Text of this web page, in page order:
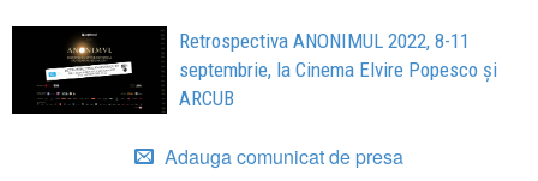
Retrospectiva ANONIMUL 2022, 8-11
septembrie, la Cinema Elvire Popesco și
ARCUB
Adauga comunicat de presa